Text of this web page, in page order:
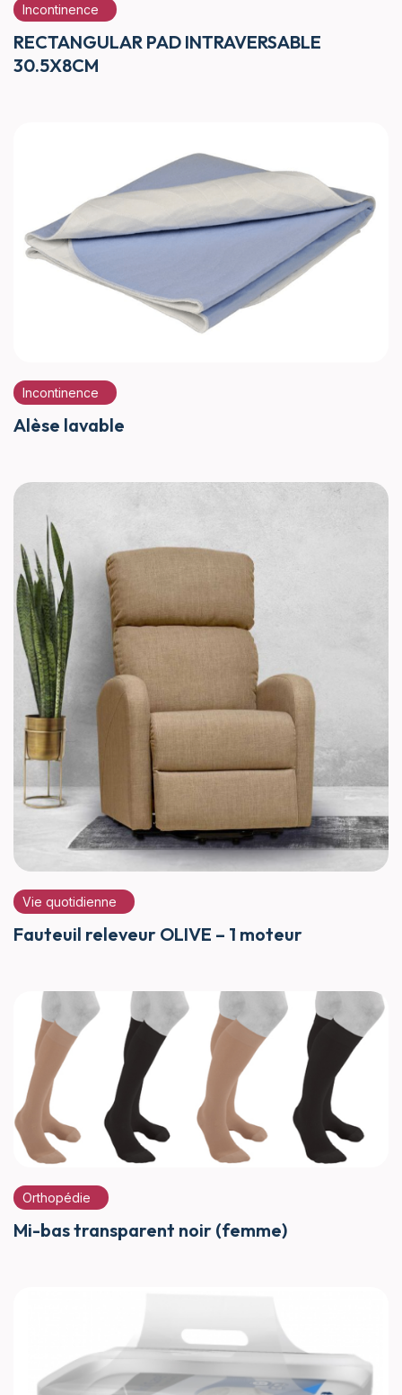
Incontinence
RECTANGULAR PAD INTRAVERSABLE
30.5X8CM
Incontinence
Alèse lavable
Vie quotidienne
Fauteuil releveur OLIVE – 1 moteur
Orthopédie
Mi-bas transparent noir (femme)